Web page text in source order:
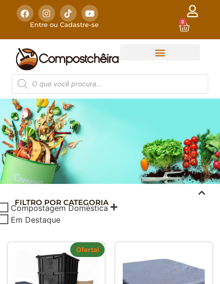
Entre ou Cadastre-se 0
COMPOSTAGEM
DOMÉSTICA
Composte seus Resíduos - Trate
FILTRO POR CATEGORIA
Compostagem Doméstica
Em Destaque
Oferta!